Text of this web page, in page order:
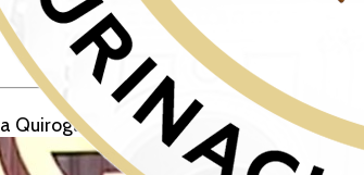
brinda declaraciones a los